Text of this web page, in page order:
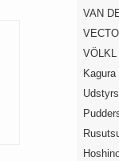
VAN
VÖLKL